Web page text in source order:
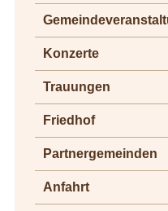
Konzerte
Trauungen
Friedhof
Partnergemeinden
Anfahrt